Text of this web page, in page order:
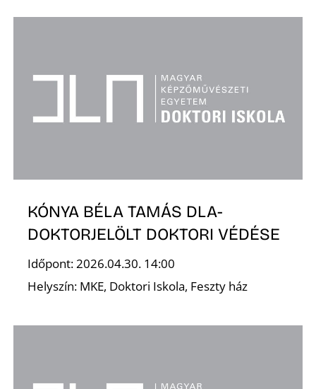
KÓNYA BÉLA TAMÁS DLA-
DOKTORJELÖLT DOKTORI VÉDÉSE
Időpont: 2026.04.30. 14:00
Helyszín: MKE, Doktori Iskola, Feszty ház